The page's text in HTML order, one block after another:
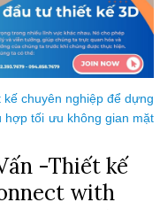
chuyên nghiệp để dựng
hợp tối ưu không gian mặt